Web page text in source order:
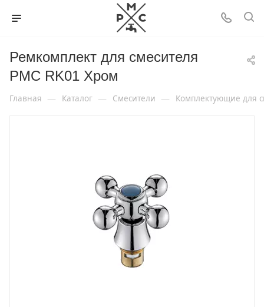
Ремкомплект для смесителя
РМС RK01 Хром
Главная — Каталог — Смесители — Комплектующие для